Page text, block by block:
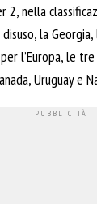
2, nella
la
l’Europa, le
Uruguay e